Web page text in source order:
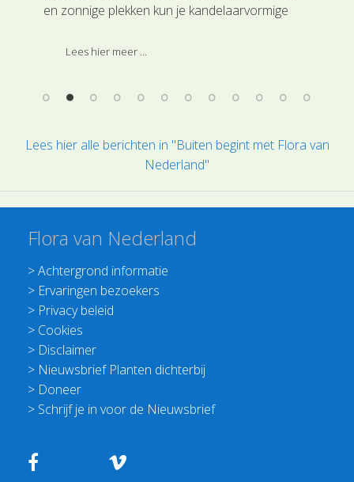
en zonnige plekken kun je kandelaarvormige
beharing zijn.
Lees hier meer ...
Lees hier alle berichten in "Buiten begint met Flora van
Nederland"
Flora van Nederland
>Achtergrond informatie
> Ervaringen bezoekers
> Privacy beleid
> Cookies
> Disclaimer
> Nieuwsbrief Planten dichterbij
> Doneer
> Schrijf je in voor de Nieuwsbrief